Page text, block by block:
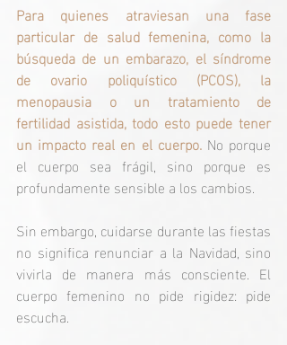
Para quienes atraviesan una fase
particular de salud femenina, como la
búsqueda de un embarazo, el síndrome
de ovario poliquístico (PCOS), la
menopausia o un tratamiento de
fertilidad asistida, todo esto puede tener
un impacto real en el cuerpo. No porque
el cuerpo sea frágil, sino porque es
profundamente sensible a los cambios.
Sin embargo, cuidarse durante las fiestas
no significa renunciar a la Navidad, sino
vivirla de manera más consciente. El
cuerpo femenino no pide rigidez: pide
escucha.